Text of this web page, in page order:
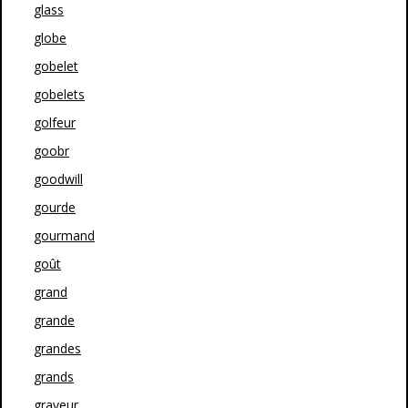
glass
globe
gobelet
gobelets
golfeur
goobr
goodwill
gourde
gourmand
goût
grand
grande
grandes
grands